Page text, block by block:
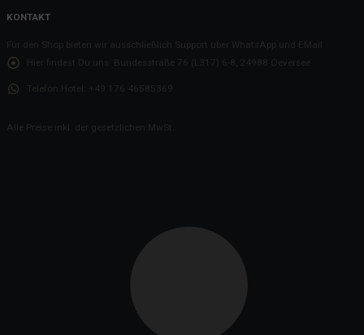
KONTAKT
Für den Shop bieten wir ausschließlich Support über WhatsApp und EMail
Hier findest Du uns:
Bundesstraße 76 (L317) 6-8, 24988 Oeversee
Telefon Hotel: +49 176 46585369
Alle Preise inkl. der gesetzlichen MwSt.